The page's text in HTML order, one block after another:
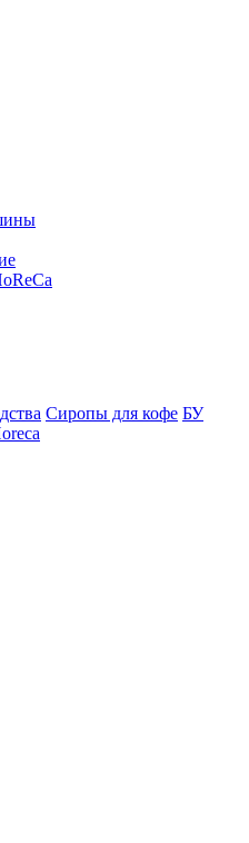
Сиропы для кофе БУ